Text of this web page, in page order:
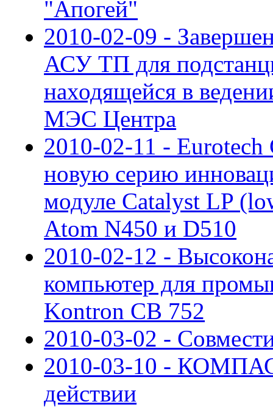
"Апогей"
2010-02-09 -
АСУ ТП для
находящейся в
МЭС Центра
2010-02-11 -
новую серию
модуле Catalyst LP
Atom N450 и D510
2010-02-12 -
компьютер для
Kontron CB 752
2010-03-02 -
2010-03-10 -
действии